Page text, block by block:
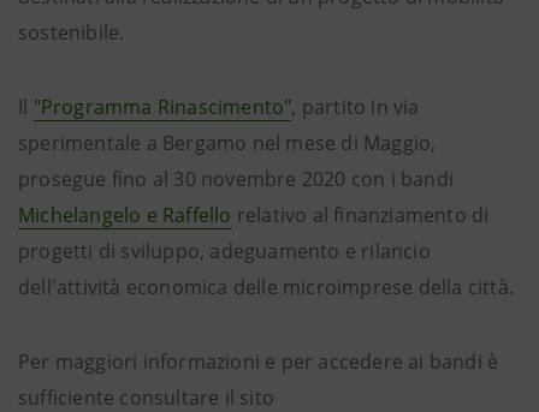
sostenibile.
Il "Programma Rinascimento", partito in via
sperimentale a Bergamo nel mese di Maggio,
prosegue fino al 30 novembre 2020 con i bandi
Michelangelo e Raffello relativo al finanziamento di
progetti di sviluppo, adeguamento e rilancio
dell'attività economica delle microimprese della città.
Per maggiori informazioni e per accedere ai bandi è
sufficiente consultare il sito